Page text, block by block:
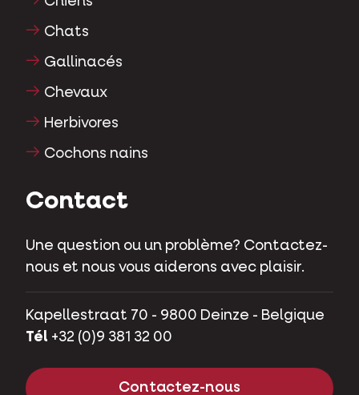
Chats
Gallinacés
Chevaux
Herbivores
Cochons nains
Contact
Une question ou un problème? Contactez-
nous et nous vous aiderons avec plaisir.
Kapellestraat 70 - 9800 Deinze - Belgique
Tél +32 (0)9 381 32 00
Contactez-nous